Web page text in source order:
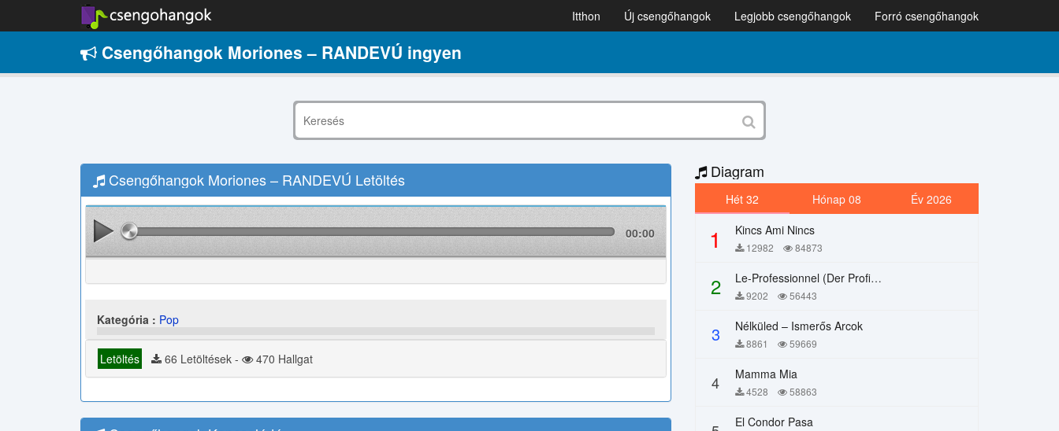
Itthon Új csengőhangok Legjobb csengőhangok Forró csengőhangok
Csengőhangok Moriones – RANDEVÚ ingyen
Csengőhangok Moriones – RANDEVÚ Letöltés
00:00
Kategória : Pop
Letöltés 66 Letöltések - 470 Hallgat
Diagram
Hét 32 Hónap 08 Év 2026
1 Kincs Ami Nincs
12982 84873
2 Le-Professionnel (Der Profi) – Chi Mai
9202 56443
3 Nélküled – Ismerős Arcok
8861 59669
4 Mamma Mia
4528 58863
El Condor Pasa